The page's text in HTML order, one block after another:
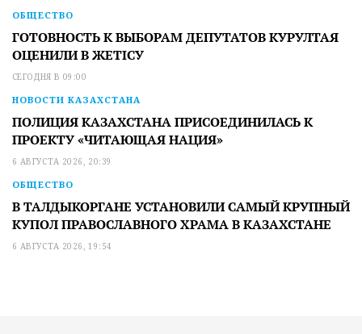
ОБЩЕСТВО
ГОТОВНОСТЬ К ВЫБОРАМ ДЕПУТАТОВ КУРУЛТАЯ
ОЦЕНИЛИ В ЖЕТІСУ
СЕГОДНЯ В 09:00
НОВОСТИ КАЗАХСТАНА
ПОЛИЦИЯ КАЗАХСТАНА ПРИСОЕДИНИЛАСЬ К
ПРОЕКТУ «ЧИТАЮЩАЯ НАЦИЯ»
6 АВГУСТА 2026, 20:39
ОБЩЕСТВО
В ТАЛДЫКОРГАНЕ УСТАНОВИЛИ САМЫЙ КРУПНЫЙ
КУПОЛ ПРАВОСЛАВНОГО ХРАМА В КАЗАХСТАНЕ
6 АВГУСТА 2026, 19:54